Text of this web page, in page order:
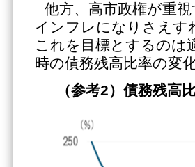
他方、高市政権が重
インフレになりさえす
これを目標とするのは
時の債務残高比率の変
（参考2）債務残高